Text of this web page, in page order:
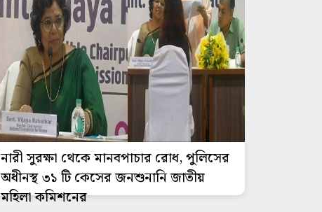
নারী সুরক্ষা থেকে মানবপাচার রোধ, পুলিসের
অধীনস্থ ৩১ টি কেসের জনশুনানি জাতীয়
মহিলা কমিশনের